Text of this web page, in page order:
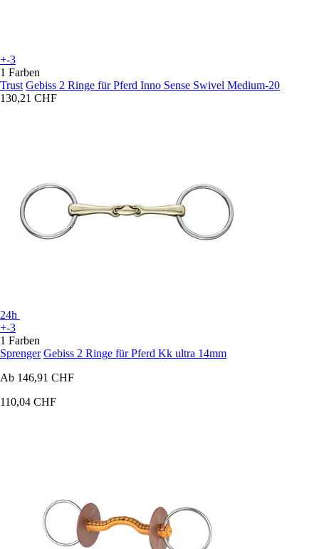
+-3
1 Farben
Trust Gebiss 2 Ringe für Pferd Inno Sense Swivel Medium-20
130,21 CHF
24h
+-3
1 Farben
Sprenger Gebiss 2 Ringe für Pferd Kk ultra 14mm
Ab 146,91 CHF
110,04 CHF